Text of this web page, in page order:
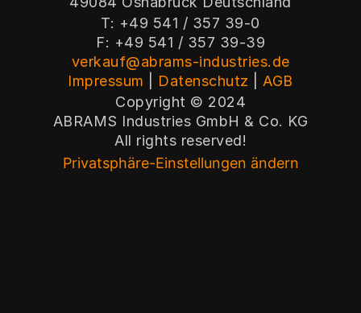
T: +49 541 / 357 39-0
F: +49 541 / 357 39-39
verkauf@abrams-industries.de
Impressum
Datenschutz
AGB
Copyright © 2024
ABRAMS Industries GmbH & Co. KG
All rights reserved!
Privatsphäre-Einstellungen ändern